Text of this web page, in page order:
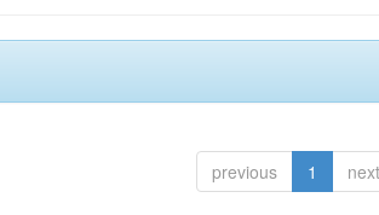
previous 1 next